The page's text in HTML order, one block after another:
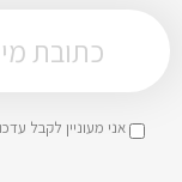
אני מעוניין לקבל